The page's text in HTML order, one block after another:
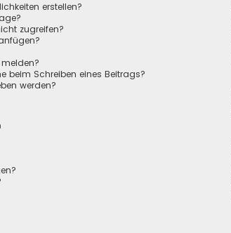
erstellen?
zugreifen?
beim Schreiben eines Beitrags?
werden?